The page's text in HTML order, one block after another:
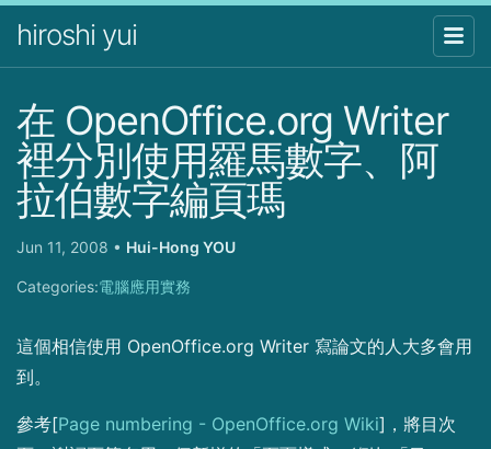
hiroshi yui
在 OpenOffice.org Writer
裡分別使用羅馬數字、阿
拉伯數字編頁瑪
Jun 11, 2008 • Hui-Hong YOU
Categories:電腦應用實務
這個相信使用 OpenOffice.org Writer 寫論文的人大多會用
到。
參考[Page numbering - OpenOffice.org Wiki]，將目次